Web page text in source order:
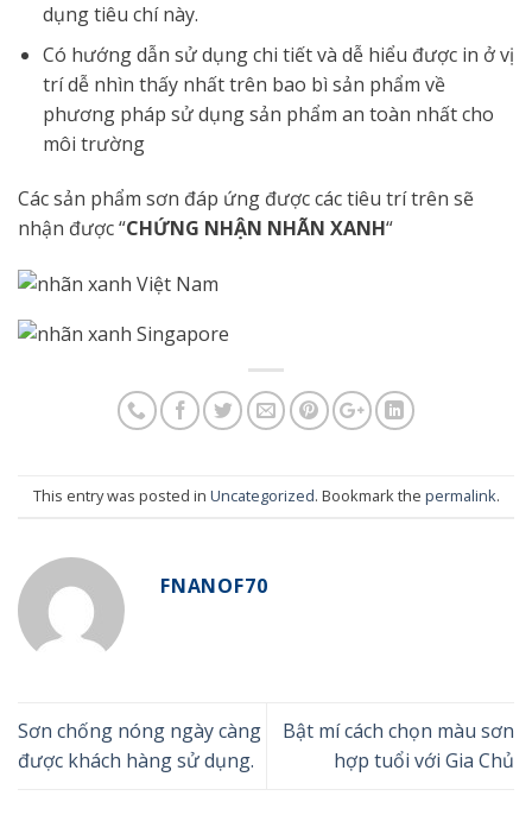
dụng tiêu chí này.
Có hướng dẫn sử dụng chi tiết và dễ hiểu được in ở vị
trí dễ nhìn thấy nhất trên bao bì sản phẩm về
phương pháp sử dụng sản phẩm an toàn nhất cho
môi trường
Các sản phẩm sơn đáp ứng được các tiêu trí trên sẽ
nhận được “CHỨNG NHẬN NHÃN XANH“
This entry was posted in Uncategorized. Bookmark the permalink.
FNANOF70
Sơn chống nóng ngày càng
được khách hàng sử dụng.
Bật mí cách chọn màu sơn
hợp tuổi với Gia Chủ